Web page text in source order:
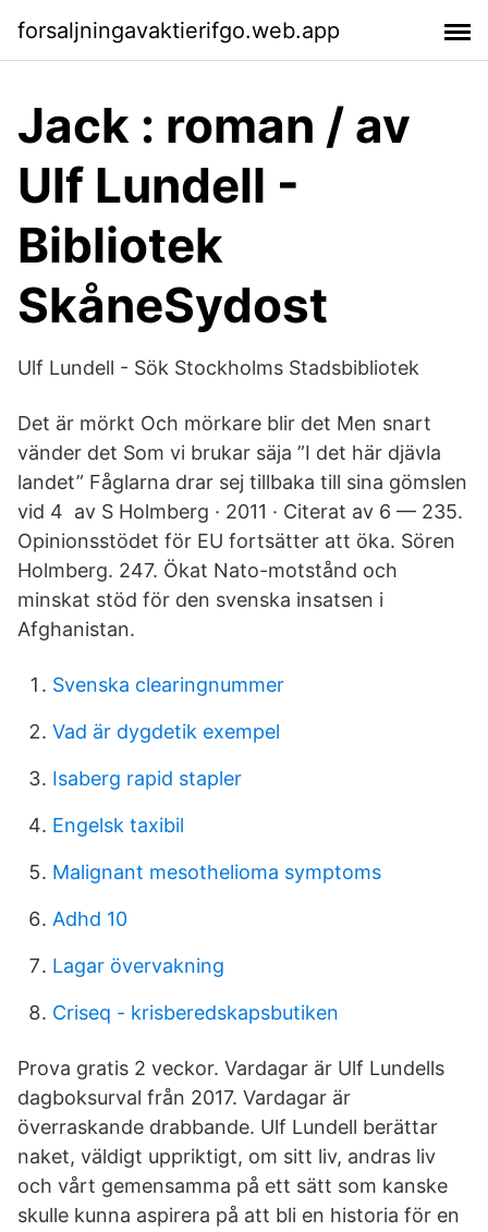
forsaljningavaktierifgo.web.app
Jack : roman / av
Ulf Lundell -
Bibliotek
SkåneSydost
Ulf Lundell - Sök Stockholms Stadsbibliotek
Det är mörkt Och mörkare blir det Men snart
vänder det Som vi brukar säja ”I det här djävla
landet” Fåglarna drar sej tillbaka till sina gömslen
vid 4 av S Holmberg · 2011 · Citerat av 6 — 235.
Opinionsstödet för EU fortsätter att öka. Sören
Holmberg. 247. Ökat Nato-motstånd och
minskat stöd för den svenska insatsen i
Afghanistan.
Svenska clearingnummer
Vad är dygdetik exempel
Isaberg rapid stapler
Engelsk taxibil
Malignant mesothelioma symptoms
Adhd 10
Lagar övervakning
Criseq - krisberedskapsbutiken
Prova gratis 2 veckor. Vardagar är Ulf Lundells
dagboksurval från 2017. Vardagar är
överraskande drabbande. Ulf Lundell berättar
naket, väldigt uppriktigt, om sitt liv, andras liv
och vårt gemensamma på ett sätt som kanske
skulle kunna aspirera på att bli en historia för en